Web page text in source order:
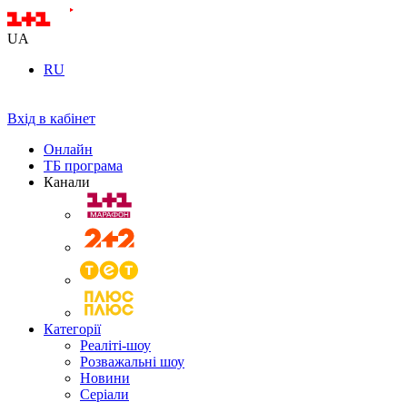
UA
RU
Вхід в кабінет
Онлайн
ТБ програма
Канали
Категорії
Реаліті-шоу
Розважальні шоу
Новини
Серіали